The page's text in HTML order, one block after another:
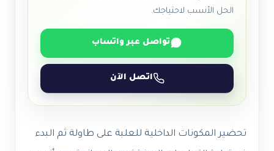
الحل الأنسب لاحتياجك.
تواصل عبر واتساب
اتصل الآن
تحضير المكونات الداخلية للعلبة على طاولة ثم البدء